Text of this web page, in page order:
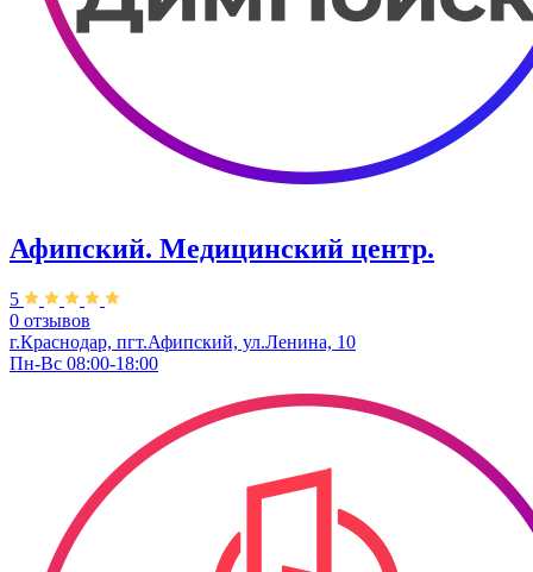
Афипский. Медицинский центр.
5
0 отзывов
г.Краснодар, пгт.Афипский, ул.Ленина, 10
Пн-Вс 08:00-18:00